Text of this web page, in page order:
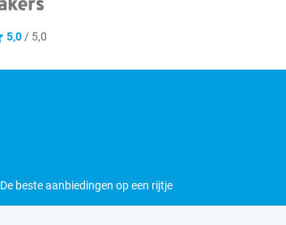
5,0 / 5,0
De beste aanbiedingen op een rijtje